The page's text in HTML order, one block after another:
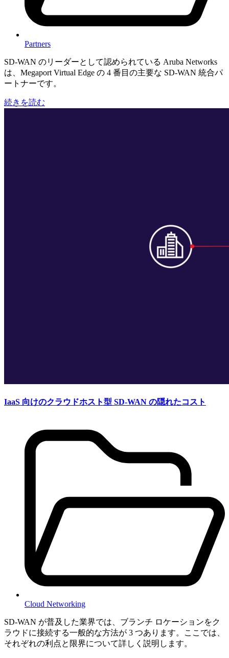
Partners
SD-WAN のリーダーとして認められている Aruba Networks
は、Megaport Virtual Edge の 4 番目の主要な SD-WAN 統合パ
ートナーです。
続きを読む
IaaS 向けのクラウドホスト型 SD-WAN の隠れたコスト
Cloud Networking
SD-WAN が普及した業界では、ブランチ ロケーションをク
ラウドに接続する一般的な方法が 3 つあります。ここでは、
それぞれの利点と限界について詳しく説明します。